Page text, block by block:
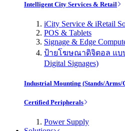
Intelligent City Services & Retail
iCity Service & iRetail
POS & Tablets
Signage & Edge
ป้ายโฆษณาดิจิตอล แบบ
Digital Signages)
Industrial Mounting (Stands/Arms/
Certified Peripherals
Power Supply